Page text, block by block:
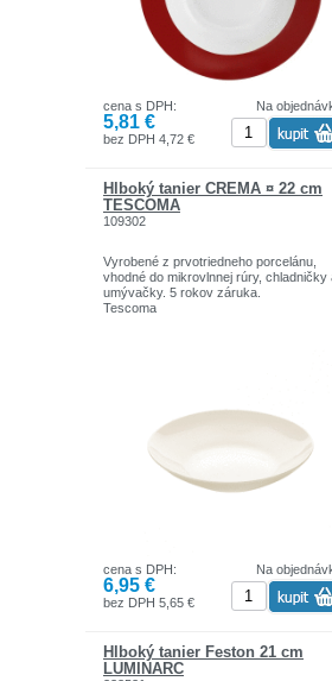
Na
cena s DPH:
5,81 €
bez DPH 4,72 €
Hlboký tanier CREMA ¤ 22 cm
TESCOMA
109302
Vyrobené z prvotriedneho porcelánu,
vhodné do mikrovlnnej rúry, chladničky
umývačky. 5 rokov záruka.
Tescoma
Na
cena s DPH:
6,95 €
bez DPH 5,65 €
Hlboký tanier Feston 21 cm
LUMINARC